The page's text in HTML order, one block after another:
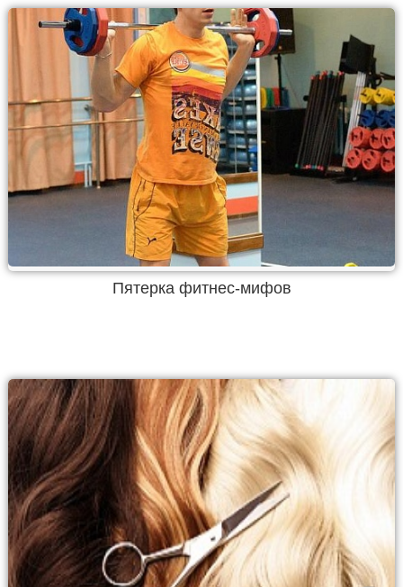
Пятерка фитнес-мифов